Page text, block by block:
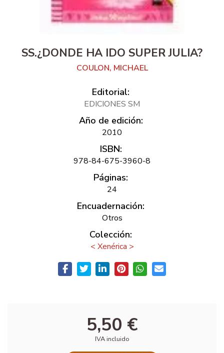
SS.¿DONDE HA IDO SUPER JULIA?
COULON, MICHAEL
Editorial:
EDICIONES SM
Año de edición:
2010
ISBN:
978-84-675-3960-8
Páginas:
24
Encuadernación:
Otros
Colección:
< Xenérica >
5,50 €
IVA incluido